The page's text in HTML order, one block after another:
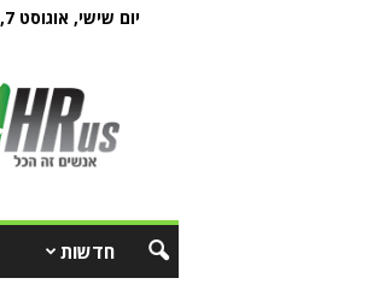
יום שישי, אוגוסט 7, 2026
חדשות